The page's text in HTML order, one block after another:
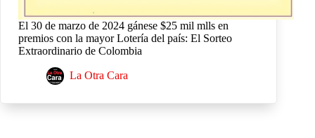
El 30 de marzo de 2024 gánese $25 mil mlls en
premios con la mayor Lotería del país: El Sorteo
Extraordinario de Colombia
La Otra Cara